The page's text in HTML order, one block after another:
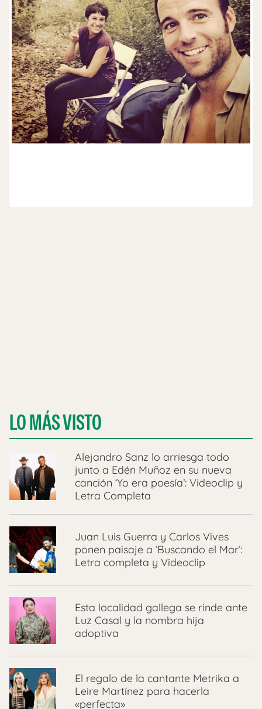
LO MÁS VISTO
Alejandro Sanz lo arriesga todo
junto a Edén Muñoz en su nueva
canción ‘Yo era poesía’: Videoclip y
Letra Completa
Juan Luis Guerra y Carlos Vives
ponen paisaje a ‘Buscando el Mar’:
Letra completa y Videoclip
Esta localidad gallega se rinde ante
Luz Casal y la nombra hija
adoptiva
El regalo de la cantante Metrika a
Leire Martínez para hacerla
«perfecta»